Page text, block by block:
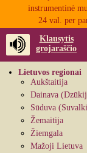
instrumentinė
24 val. per
Klausytis
grojaraščio
Lietuvos regionai
Aukštaitija
Dainava
Sūduva
Žemaitija
Žiemgala
Mažoji Lietuva